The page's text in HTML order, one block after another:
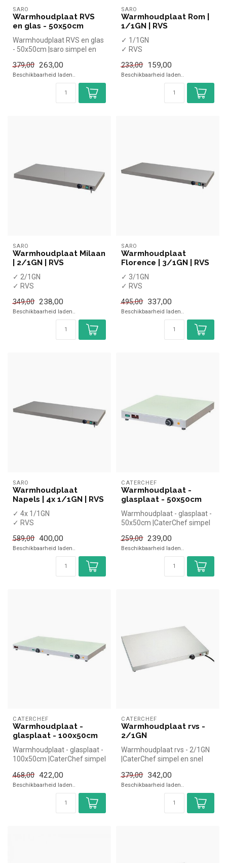
SARO
Warmhoudplaat RVS
en glas - 50x50cm
Warmhoudplaat RVS en glas
- 50x50cm |saro simpel en
horeca...
379,00 263,00
Beschikbaarheid laden..
SARO
Warmhoudplaat Rom |
1/1GN | RVS
✓ 1/1GN
✓ RVS
✓ Hoogte 33 cm, breedte 53
cm, diepte 6 cm
233,00 159,00
Beschikbaarheid laden..
SARO
Warmhoudplaat Milaan
| 2/1GN | RVS
✓ 2/1GN
✓ RVS
✓ Hoogte 66 cm, breedte 53
cm, diepte 6 cm
349,00 238,00
Beschikbaarheid laden..
SARO
Warmhoudplaat
Florence | 3/1GN | RVS
✓ 3/1GN
✓ RVS
✓ Hoogte 99 cm, breedte 53
cm, diepte 6 cm
495,00 337,00
Beschikbaarheid laden..
SARO
Warmhoudplaat
Napels | 4x 1/1GN | RVS
✓ 4x 1/1GN
✓ RVS
✓ Hoogte 132 cm, breedte
53 cm, diepte 6 cm
589,00 400,00
Beschikbaarheid laden..
CATERCHEF
Warmhoudplaat -
glasplaat - 50x50cm
Warmhoudplaat - glasplaat -
50x50cm |CaterChef simpel
259,00 239,00
Beschikbaarheid laden..
CATERCHEF
Warmhoudplaat -
glasplaat - 100x50cm
Warmhoudplaat - glasplaat -
100x50cm |CaterChef simpel
468,00 422,00
Beschikbaarheid laden..
CATERCHEF
Warmhoudplaat rvs -
2/1GN
Warmhoudplaat rvs - 2/1GN
|CaterChef simpel en snel
Ove...
379,00 342,00
Beschikbaarheid laden..